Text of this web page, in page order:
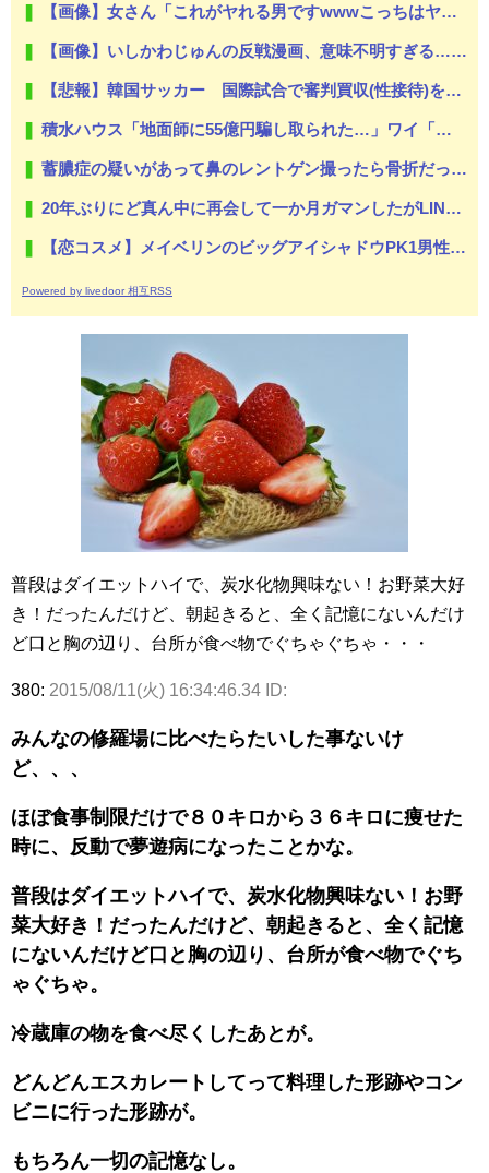
【画像】女さん「これがヤれる男ですwwwこっちはヤれない････」⇒！
【画像】いしかわじゅんの反戦漫画、意味不明すぎる…ネット「量産型左翼の最底辺みたいなテンプレ左翼カルト陰謀妄想漫画しか描けなくなってる」
【悲報】韓国サッカー 国際試合で審判買収(性接待)をしてた模様wwwwwwwwwwwwwwwwwwwwwwwwwwwwwwwwwwwwwwwwwwwwwwwww
積水ハウス「地面師に55億円騙し取られた…」ワイ「はえーかわいそう…会社滅茶苦茶やろなぁ」
蓄膿症の疑いがあって鼻のレントゲン撮ったら骨折だった。そういや幼稚園の頃顔面着地したことがあったが、 母ちゃん当時気づかなかったのかよ・・・
20年ぶりにど真ん中に再会して一か月ガマンしたがLINEで「たまに二人で昔話ができる友達になろう」的なメッセ送信した。昨日まで既読無視
【恋コスメ】メイベリンのビッグアイシャドウPK1男性からの評判めちゃくちゃ良い。
Powered by livedoor 相互RSS
普段はダイエットハイで、炭水化物興味ない！お野菜大好
き！だったんだけど、朝起きると、全く記憶にないんだけ
ど口と胸の辺り、台所が食べ物でぐちゃぐちゃ・・・
380: 2015/08/11(火) 16:34:46.34 ID:
みんなの修羅場に比べたらたいした事ないけ
ど、、、
ほぼ食事制限だけで８０キロから３６キロに痩せた
時に、反動で夢遊病になったことかな。
普段はダイエットハイで、炭水化物興味ない！お野
菜大好き！だったんだけど、朝起きると、全く記憶
にないんだけど口と胸の辺り、台所が食べ物でぐち
ゃぐちゃ。
冷蔵庫の物を食べ尽くしたあとが。
どんどんエスカレートしてって料理した形跡やコン
ビニに行った形跡が。
もちろん一切の記憶なし。